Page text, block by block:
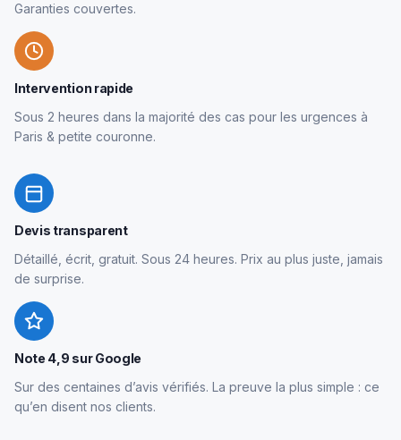
Garanties couvertes.
Intervention rapide
Sous 2 heures dans la majorité des cas pour les urgences à
Paris & petite couronne.
Devis transparent
Détaillé, écrit, gratuit. Sous 24 heures. Prix au plus juste, jamais
de surprise.
Note 4,9 sur Google
Sur des centaines d’avis vérifiés. La preuve la plus simple : ce
qu’en disent nos clients.